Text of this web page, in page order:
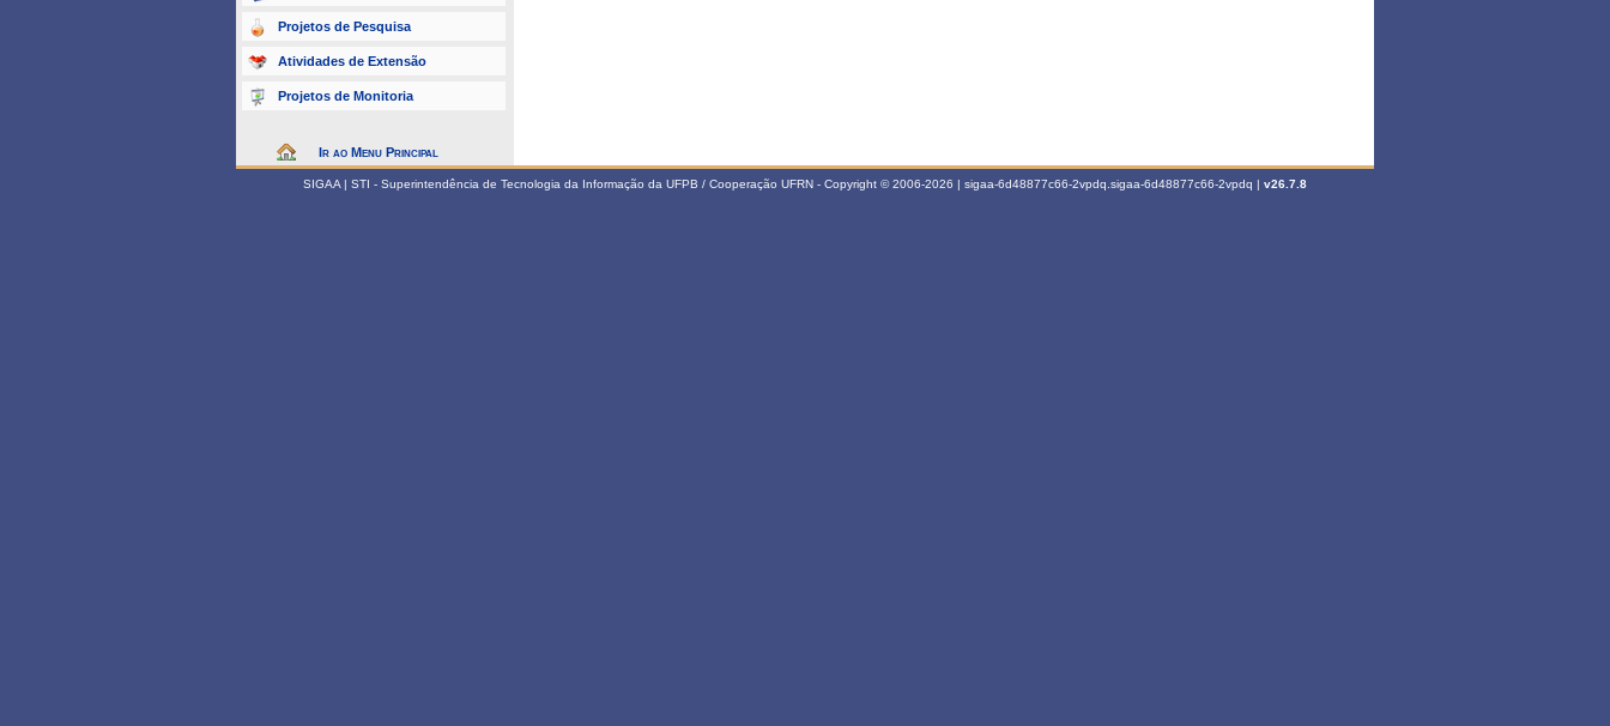
Projetos de Pesquisa
Atividades de Extensão
Projetos de Monitoria
Ir ao Menu Principal
SIGAA | STI - Superintendência de Tecnologia da Informação da UFPB / Cooperação UFRN - Copyright © 2006-2026 | sigaa-6d48877c66-2vpdq.sigaa-6d48877c66-2vpdq | v26.7.8